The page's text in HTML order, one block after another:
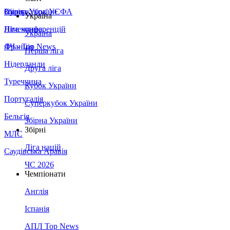
Збірна України
Італія
Німеччина
Франція
Нідерланди
Туреччина
Португалія
Бельгія
МЛС
Саудівська Аравія
Суперкубок УЄФА
Ліга конференцій
ЛЧ - Top News
Україна
Україна
Перша ліга
Друга ліга
Кубок України
Суперкубок України
Збірна України
Збірні
Ліга націй
ЧС 2026
Чемпіонати
Англія
Іспанія
АПЛ Top News